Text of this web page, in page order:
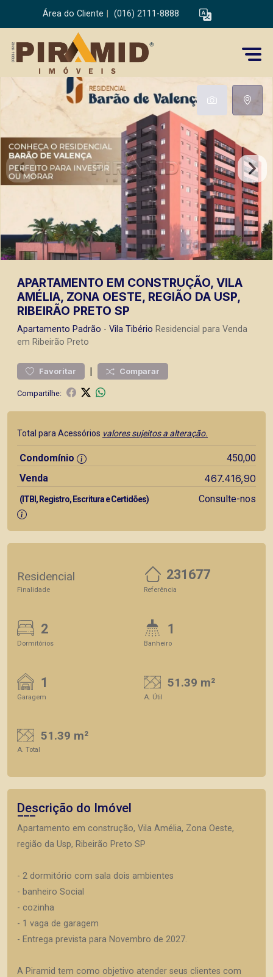
Área do Cliente (016) 2111-8888
APARTAMENTO EM CONSTRUÇÃO, VILA
AMÉLIA, ZONA OESTE, REGIÃO DA USP,
RIBEIRÃO PRETO SP
Apartamento Padrão - Vila Tibério Residencial para Venda
em Ribeirão Preto
Favoritar | Comparar
Compartilhe:
Total para Acessórios valores sujeitos a alteração.
Condomínio
450,00
Venda
467.416,90
(ITBI, Registro, Escritura e Certidões) Consulte-nos
Residencial
Finalidade
231677
Referência
2
Dormitórios
1
Banheiro
1
Garagem
51.39 m²
A. Útil
51.39 m²
A. Total
Descrição do Imóvel
Apartamento em construção, Vila Amélia, Zona Oeste,
região da Usp, Ribeirão Preto SP
- 2 dormitório com sala dois ambientes
- banheiro Social
- cozinha
- 1 vaga de garagem
- Entrega prevista para Novembro de 2027.
A Piramid tem como objetivo atender seus clientes com